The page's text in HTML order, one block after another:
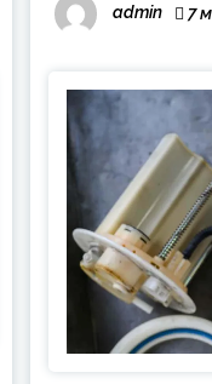
admin 7